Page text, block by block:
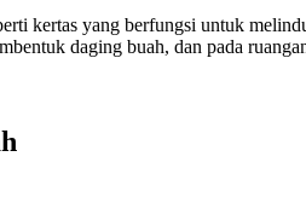
kertas yang berfungsi untuk
daging buah, dan pada